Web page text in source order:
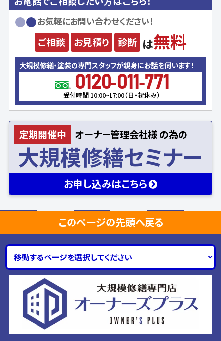
お気軽にお問い合わせください！
ご相談 お見積り 診断 は無料
大規模修繕・塗装の専門スタッフが親身にお話を伺います！
0120-011-771
受付時間 10:00~17:00（日・祝休み）
定期開催中 オーナー管理会社様の為の
大規模修繕セミナー
お申し込みはこちら
このページの先頭へ戻る